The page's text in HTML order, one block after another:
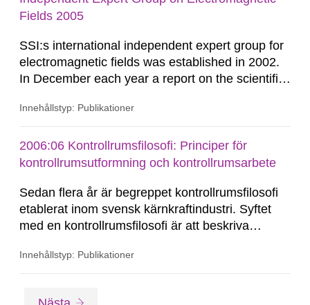
Fields 2005
SSI:s international independent expert group for
electromagnetic fields was established in 2002.
In December each year a report on the scientific
Director General of SSI. This is the third annual
programme suggest genotoxic effects from
exposure to relatively weak extremely low
Innehållstyp: Publikationer
2006:06 Kontrollrumsfilosofi: Principer för
kontrollrumsutformning och kontrollrumsarbete
Sedan flera år är begreppet kontrollrumsfilosofi
etablerat inom svensk kärnkraftindustri. Syftet
med en kontrollrumsfilosofi är att beskriva
personalen behöver för att kunna arbeta på ett
Innehållstyp: Publikationer
sida